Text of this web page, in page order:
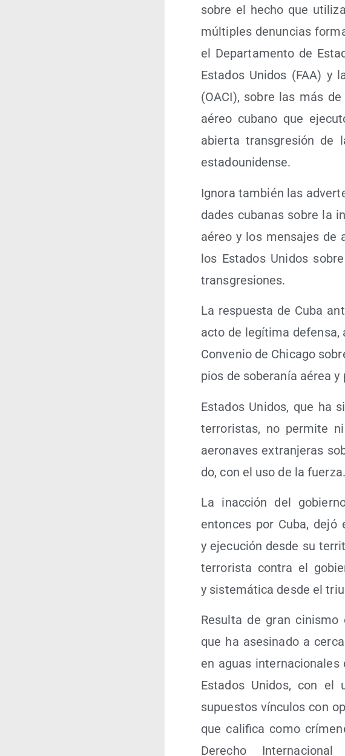
sobre el hecho que
múl­ti­ples denun­cias
el Depar­ta­men­to de
Esta­dos Uni­dos (FAA) y
(OACI), sobre las más
aéreo cubano que
abier­ta trans­gre­sión de
estadounidense.
Igno­ra tam­bién las
da­des cuba­nas sobre la
aéreo y los men­sa­jes de
los Esta­dos Uni­dos
transgresiones.
La res­pues­ta de Cuba
acto de legí­ti­ma defen­sa,
Con­ve­nio de Chica­go
pios de sobe­ra­nía aérea
Esta­dos Uni­dos, que ha
terro­ris­tas, no per­mi­te
aero­na­ves extran­je­ras
do, con el uso de la fuerza.
La inac­ción del
enton­ces por Cuba,
y eje­cu­ción des­de su
terro­ris­ta con­tra el
y sis­te­má­ti­ca des­de el
Resul­ta de gran
que ha ase­si­na­do a
en aguas
Esta­dos Uni­dos, con el
supues­tos víncu­los con
que cali­fi­ca como
Dere­cho